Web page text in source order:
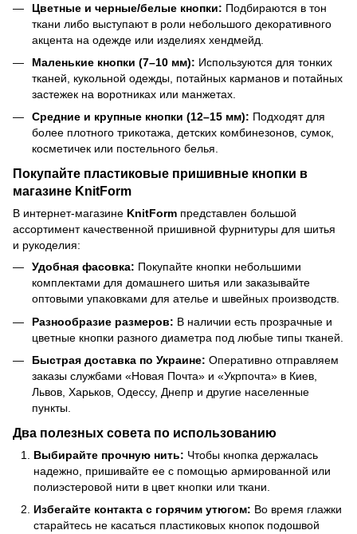
Цветные и черные/белые кнопки: Подбираются в тон
ткани либо выступают в роли небольшого декоративного
акцента на одежде или изделиях хендмейд.
Маленькие кнопки (7–10 мм): Используются для тонких
тканей, кукольной одежды, потайных карманов и потайных
застежек на воротниках или манжетах.
Средние и крупные кнопки (12–15 мм): Подходят для
более плотного трикотажа, детских комбинезонов, сумок,
косметичек или постельного белья.
Покупайте пластиковые пришивные кнопки в
магазине KnitForm
В интернет-магазине KnitForm представлен большой
ассортимент качественной пришивной фурнитуры для шитья
и рукоделия:
Удобная фасовка: Покупайте кнопки небольшими
комплектами для домашнего шитья или заказывайте
оптовыми упаковками для ателье и швейных производств.
Разнообразие размеров: В наличии есть прозрачные и
цветные кнопки разного диаметра под любые типы тканей.
Быстрая доставка по Украине: Оперативно отправляем
заказы службами «Новая Почта» и «Укрпочта» в Киев,
Львов, Харьков, Одессу, Днепр и другие населенные
пункты.
Два полезных совета по использованию
Выбирайте прочную нить: Чтобы кнопка держалась
надежно, пришивайте ее с помощью армированной или
полиэстеровой нити в цвет кнопки или ткани.
Избегайте контакта с горячим утюгом: Во время глажки
старайтесь не касаться пластиковых кнопок подошвой